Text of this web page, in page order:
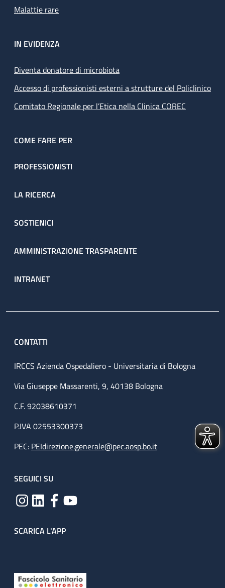
Malattie rare
IN EVIDENZA
Diventa donatore di microbiota
Accesso di professionisti esterni a strutture del Policlinico
Comitato Regionale per l’Etica nella Clinica COREC
COME FARE PER
PROFESSIONISTI
LA RICERCA
SOSTIENICI
AMMINISTRAZIONE TRASPARENTE
INTRANET
CONTATTI
IRCCS Azienda Ospedaliero - Universitaria di Bologna
Via Giuseppe Massarenti, 9, 40138 Bologna
C.F. 92038610371
P.IVA 02553300373
PEC: PEIdirezione.generale@pec.aosp.bo.it
SEGUICI SU
SCARICA L'APP